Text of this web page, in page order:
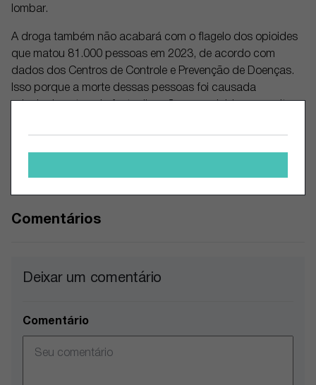
lombar.
A droga também não acabará com o flagelo dos opioides
que matou 81.000 pessoas em 2023, de acordo com
dados dos Centros de Controle e Prevenção de Doenças.
Isso porque a morte dessas pessoas foi causada
Ainda assim, apesar dessas limitações, o Journavx tem um
grande potencial.
Nota: O autor possui ações da Vertex.
Comentários
Deixar um comentário
Comentário